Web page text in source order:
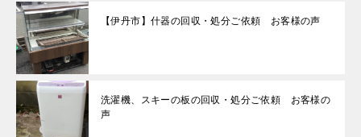
【伊丹市】什器の回収・処分ご依頼 お客様の声
洗濯機、スキーの板の回収・処分ご依頼 お客様の
声